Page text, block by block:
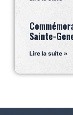
Sainte-
Lire la suite »